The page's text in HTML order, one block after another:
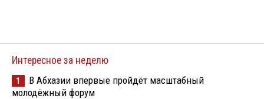
Интересное за неделю
1
В Абхазии впервые пройдёт масштабный
молодёжный форум